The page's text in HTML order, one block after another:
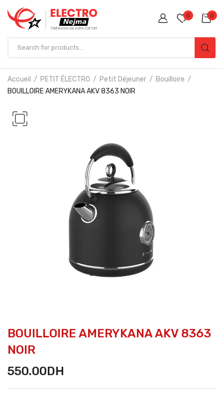
0 0
Accueil PETIT ÉLECTRO Petit Déjeuner
Bouilloire
BOUILLOIRE AMERYKANA AKV 8363 NOIR
BOUILLOIRE AMERYKANA AKV 8363
NOIR
550.00DH